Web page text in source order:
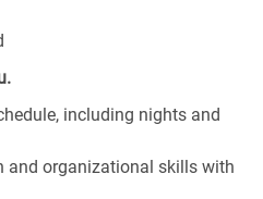
including nights and
and organizational skills with